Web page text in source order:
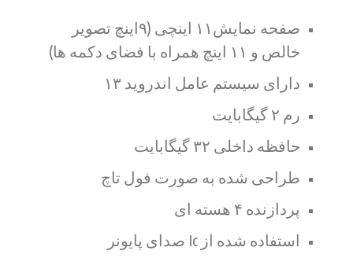
صفحه نمایش۱۱ اینچی (۹اینچ تصویر
خالص و ۱۱ اینچ همراه با فضای دکمه ها)
دارای سیستم عامل اندروید ۱۳
رم ۲ گیگابایت
حافظه داخلی ۳۲ گیگابایت
طراحی شده به صورت فول تاچ
پردازنده ۴ هسته ای
استفاده شده از Ic صدای پایونر